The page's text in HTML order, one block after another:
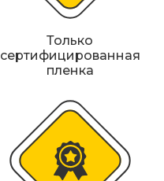
Только
сертифицированная
пленка